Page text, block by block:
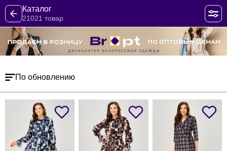
Каталог
21021 товар
По обновлению